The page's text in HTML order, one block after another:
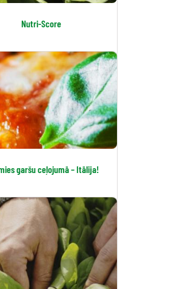
Nutri-Score
garšu ceļojumā – Itālija!